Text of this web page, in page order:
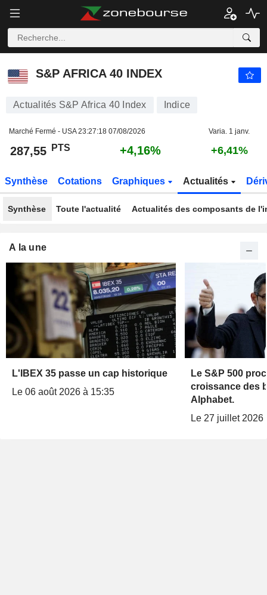
S&P AFRICA 40 INDEX
S&P AFRICA 40 INDEX
Actualités S&P Africa 40 Index Indice
Marché Fermé - USA23:27:18 07/08/2026 Varia. 1 janv.
287,55 PTS +4,16% +6,41%
Synthèse Cotations Graphiques Actualités
Synthèse Toute l'actualité Actualités des composants de
A la une
L'IBEX 35 passe un cap historique
Le 06 août 2026 à 15:35
Le S&P 500
croissance des
Alphabet.
Le 27 juillet 2026